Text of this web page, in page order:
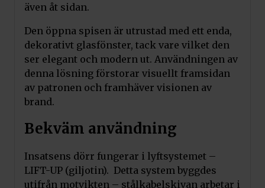
även åt sidan.
Den öppna spisen är utrustad med ett enda,
dekorativt glasfönster, tack vare vilket den
ser elegant och modern ut. Användningen av
denna lösning förstorar visuellt framsidan
av patronen och framhäver visionen av
brand.
Bekväm användning
Insatsens dörr fungerar i lyftsystemet –
LIFT-UP (giljotin). Detta system byggdes
utifrån motvikten – stålkabelskivan arbetar i